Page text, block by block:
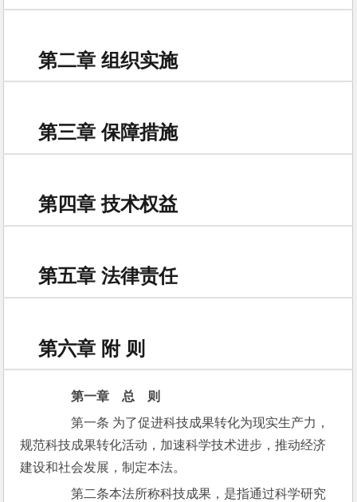
第二章 组织实施
第三章 保障措施
第四章 技术权益
第五章 法律责任
第六章 附 则
第一章　总　则
第一条 为了促进科技成果转化为现实生产力，
规范科技成果转化活动，加速科学技术进步，推动经济
建设和社会发展，制定本法。
第二条本法所称科技成果，是指通过科学研究